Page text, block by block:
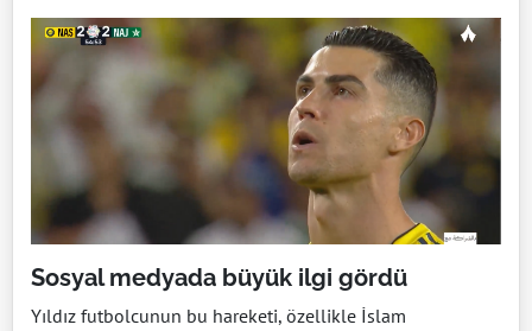
Sosyal medyada büyük ilgi gördü
Yıldız futbolcunun bu hareketi, özellikle İslam